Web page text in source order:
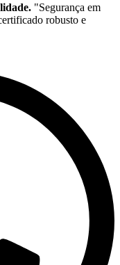
"Segurança em
robusto e